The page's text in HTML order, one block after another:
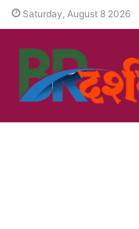
Saturday, August 8 2026